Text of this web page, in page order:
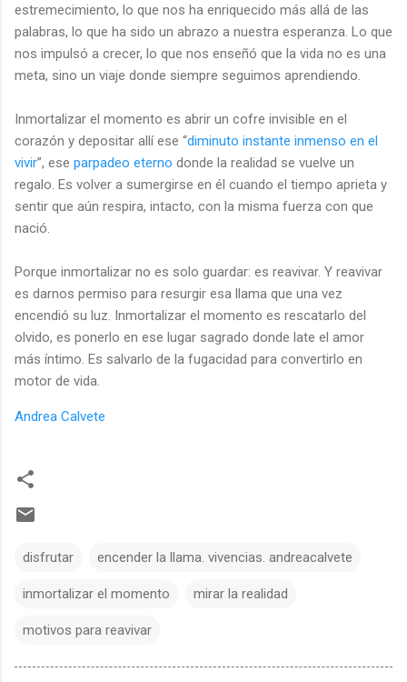
estremecimiento, lo que nos ha enriquecido más allá de las
palabras, lo que ha sido un abrazo a nuestra esperanza. Lo que
nos impulsó a crecer, lo que nos enseñó que la vida no es una
meta, sino un viaje donde siempre seguimos aprendiendo.
Inmortalizar el momento es abrir un cofre invisible en el
corazón y depositar allí ese “diminuto instante inmenso en el
vivir”, ese parpadeo eterno donde la realidad se vuelve un
regalo. Es volver a sumergirse en él cuando el tiempo aprieta y
sentir que aún respira, intacto, con la misma fuerza con que
nació.
Porque inmortalizar no es solo guardar: es reavivar. Y reavivar
es darnos permiso para resurgir esa llama que una vez
encendió su luz. Inmortalizar el momento es rescatarlo del
olvido, es ponerlo en ese lugar sagrado donde late el amor
más íntimo. Es salvarlo de la fugacidad para convertirlo en
motor de vida.
Andrea Calvete
disfrutar encender la llama. vivencias. andreacalvete
inmortalizar el momento mirar la realidad
motivos para reavivar